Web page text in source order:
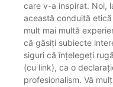
care v-a inspirat. Noi,
această conduită
mult mai multă
că găsiți subiecte
siguri că înțelegeți
(cu link), ca o
profesionalism. Vă